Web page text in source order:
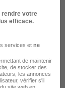
04/07/26
rendre votre
efficace.
services et ne
de maintenir
de stocker des
les annonces
vérifier s'il